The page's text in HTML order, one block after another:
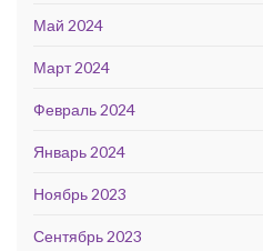
Май 2024
Март 2024
Февраль 2024
Январь 2024
Ноябрь 2023
Сентябрь 2023